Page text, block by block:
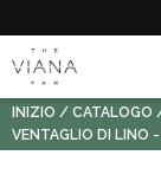
INIZIO CATALOGO
VENTAGLIO DI LINO -